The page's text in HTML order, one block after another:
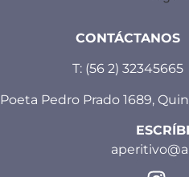
CONTÁCTANOS
T: (56 2) 32345665
Poeta Pedro Prado 1689,